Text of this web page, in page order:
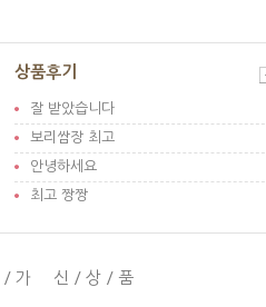
상품후기
잘 받았습니다
보리쌈장 최고
안녕하세요
최고 짱짱
/가 신/상/품